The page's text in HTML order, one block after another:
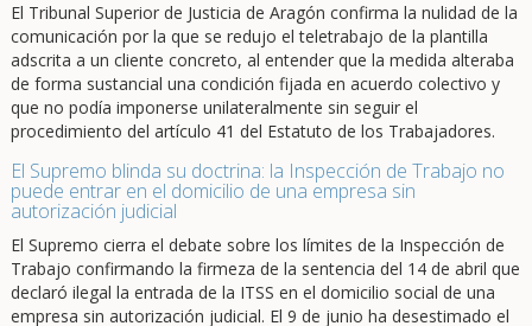
El Tribunal Superior de Justicia de Aragón confirma la nulidad de la
comunicación por la que se redujo el teletrabajo de la plantilla
adscrita a un cliente concreto, al entender que la medida alteraba
de forma sustancial una condición fijada en acuerdo colectivo y
que no podía imponerse unilateralmente sin seguir el
procedimiento del artículo 41 del Estatuto de los Trabajadores.
El Supremo blinda su doctrina: la Inspección de Trabajo no
puede entrar en el domicilio de una empresa sin
autorización judicial
El Supremo cierra el debate sobre los límites de la Inspección de
Trabajo confirmando la firmeza de la sentencia del 14 de abril que
declaró ilegal la entrada de la ITSS en el domicilio social de una
empresa sin autorización judicial. El 9 de junio ha desestimado el